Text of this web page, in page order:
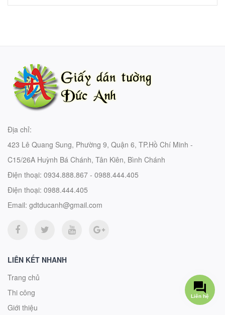
Địa chỉ:
423 Lê Quang Sung, Phường 9, Quận 6, TP.Hồ Chí Minh -
C15/26A Huỳnh Bá Chánh, Tân Kiên, Bình Chánh
Điện thoại: 0934.888.867 - 0988.444.405
Điện thoại: 0988.444.405
Email: gdtducanh@gmail.com
LIÊN KẾT NHANH
Trang chủ
Thi công
Giới thiệu